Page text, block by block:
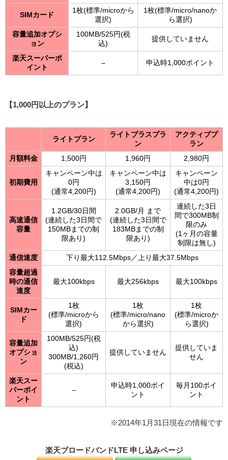
SIMカード
1枚(標準/microから
選択)
1枚(標準/micro/nanoか
ら選択)
容量追加オプシ
ョン
100MB/525円(税
込)
提供していません
楽天スーパーポ
イント
− 申込時1,000ポイント
【1,000円以上のプラン】
ライトプラン
ライトプラスプラ
ン
アクティブプ
ラン
月額料金
1,500円 1,960円 2,980円
初期費用
キャンペーン中は
0円
(通常4,200円)
キャンペーン中は
3,150円
(通常4,200円)
キャンペーン
中は0円
(通常4,200円)
高速通信
容量
1.2GB/30日間
(連続した3日間で
150MBまでの制
限あり)
2.0GB/月 まで
(連続した3日間で
183MBまでの制
限あり)
連続した3日
間で300MB制
限のみ
(1ヶ月の容量
制限は無し)
通信速度
下り最大112.5Mbps／上り最大37.5Mbps
容量超過
時の通信
速度
最大100kbps 最大256kbps 最大100kbps
SIMカー
ド
1枚
(標準/microから
選択)
1枚
(標準/micro/nano
から選択)
1枚
(標準/microか
ら選択)
容量追加
オプショ
ン
100MB/525円(税
込)
300MB/1,260円
(税込)
提供していません
提供していま
せん
楽天スー
パーポイ
ント
−
申込時1,000ポイ
ント
毎月100ポイ
ント
※2014年1月31日現在の情報です
楽天ブロードバンドLTE 申し込みページ